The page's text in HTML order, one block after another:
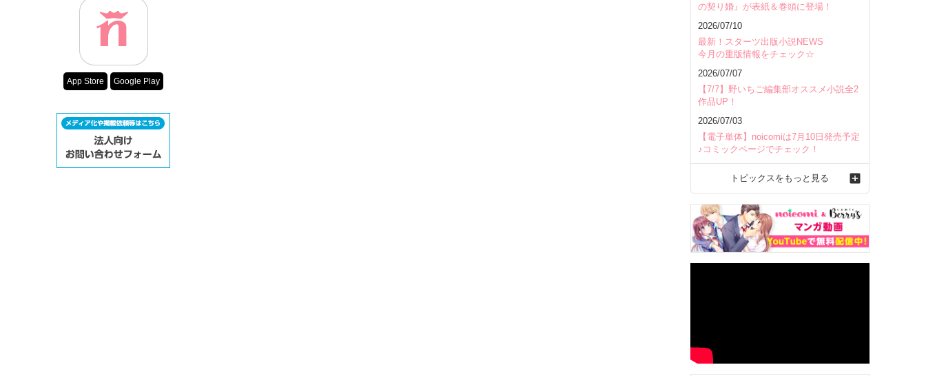
App Store Google Play
の契り婚』が表紙＆巻頭に登場！
2026/07/10
最新！スターツ出版小説NEWS
今月の重版情報をチェック☆
2026/07/07
【7/7】野いちご編集部オススメ小説全2
作品UP！
2026/07/03
【電子単体】noicomiは7月10日発売予定
♪コミックページでチェック！
トピックスをもっと見る